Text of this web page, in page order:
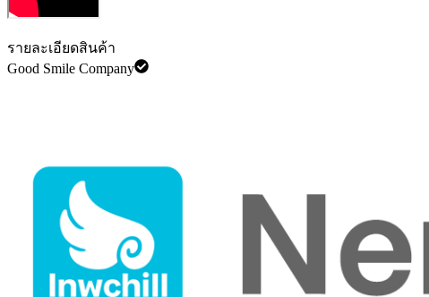
รายละเอียดสินค้า
Good Smile Company